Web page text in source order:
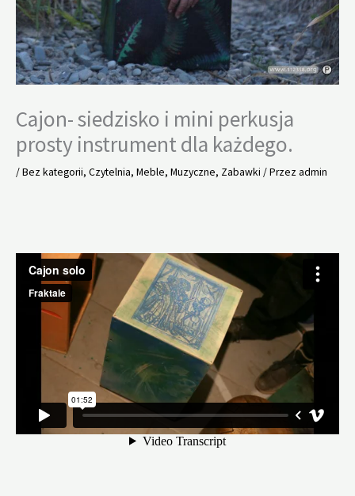
Cajon- siedzisko i mini perkusja
prosty instrument dla każdego.
/Bez kategorii, Czytelnia, Meble, Muzyczne, Zabawki / Przezadmin